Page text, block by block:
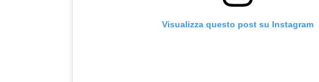
Visualizza questo post su Instagram